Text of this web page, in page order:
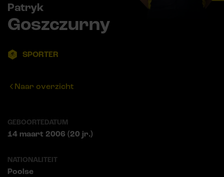
Patryk
Goszczurny
SPORTER
Naar overzicht
GEBOORTEDATUM
14 maart 2006 (20 jr.)
NATIONALITEIT
Poolse